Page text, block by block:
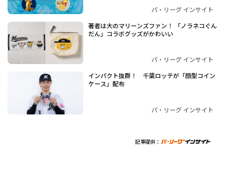
パ・リーグ インサイト
著者は大のマリーンズファン！ 「ノラネコぐん
だん」コラボグッズがかわいい
パ・リーグ インサイト
インパクト抜群！ 千葉ロッテが「顔型コイン
ケース」配布
パ・リーグ インサイト
記事提供：